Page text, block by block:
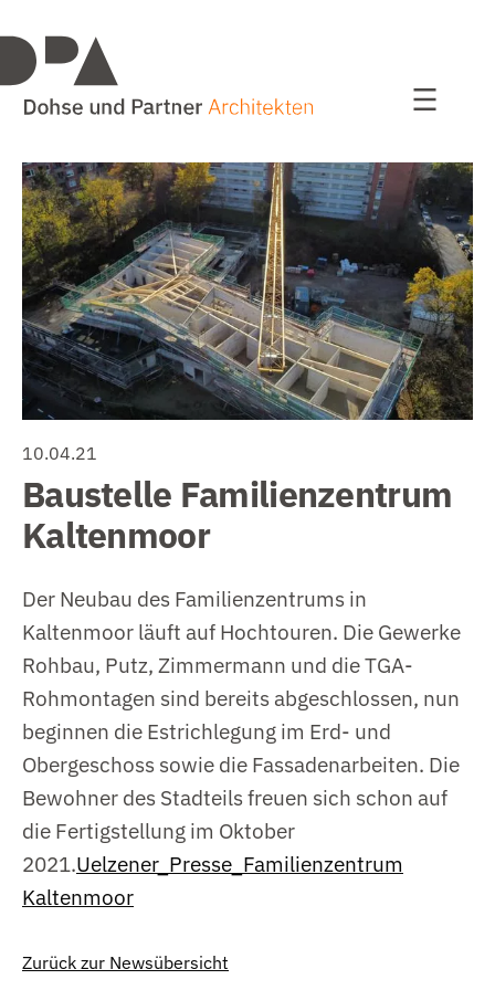
10.04.21
Baustelle Familienzentrum
Kaltenmoor
Der Neubau des Familienzentrums in
Kaltenmoor läuft auf Hochtouren. Die Gewerke
Rohbau, Putz, Zimmermann und die TGA-
Rohmontagen sind bereits abgeschlossen, nun
beginnen die Estrichlegung im Erd- und
Obergeschoss sowie die Fassadenarbeiten. Die
Bewohner des Stadteils freuen sich schon auf
die Fertigstellung im Oktober
2021.Uelzener_Presse_Familienzentrum
Kaltenmoor
Zurück zur Newsübersicht
alle Projekte
Bildung / Sport
Bauen im Bestand
Kultur und Kommunales
Studien / Wettbewerbe